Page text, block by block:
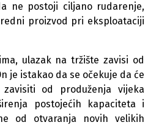
ne postoji ciljano rudarenje,
proizvod pri eksploataciji
ulazak na tržište zavisi od
je istakao da se očekuje da će
od produženja vijeka
postojećih kapaciteta i
od otvaranja novih velikih